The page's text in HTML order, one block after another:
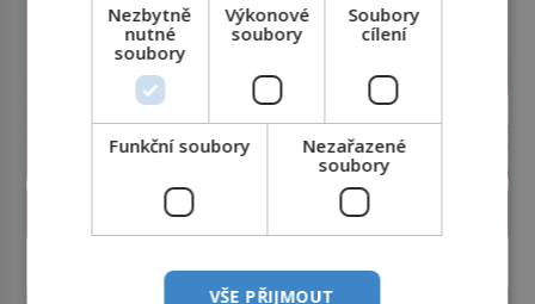
PROLISTOVAT ČASOPIS
reklama
Nezbytně
nutné
soubory
Výkonové
soubory
Soubory
cílení
Funkční soubory
Nezařazené
soubory
VŠE PŘIJMOUT